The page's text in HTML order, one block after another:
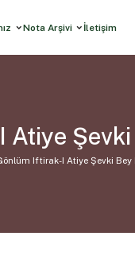
Nota Arşivi İletişim
Atiye
Iftirak-I Atiye Şevki Bey